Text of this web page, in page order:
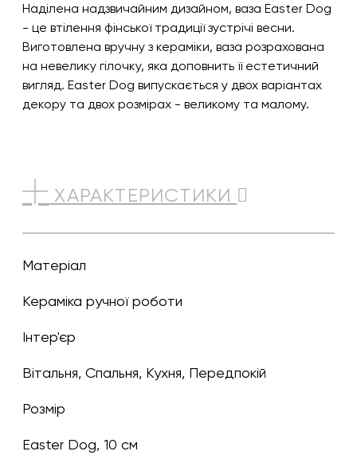
Наділена надзвичайним дизайном, ваза Easter Dog
- це втілення фінської традиції зустрічі весни.
Виготовлена вручну з кераміки, ваза розрахована
на невелику гілочку, яка доповнить її естетичний
вигляд. Easter Dog випускається у двох варіантах
декору та двох розмірах - великому та малому.
ХАРАКТЕРИСТИКИ
Матеріал
Кераміка ручної роботи
Інтер'єр
Вітальня, Спальня, Кухня, Передпокій
Розмір
Easter Dog, 10 см